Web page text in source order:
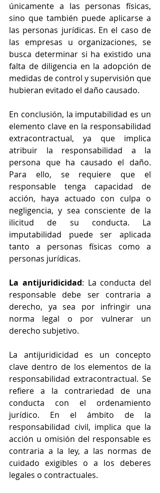
únicamente a las personas físicas,
sino que también puede aplicarse a
las personas jurídicas. En el caso de
las empresas u organizaciones, se
busca determinar si ha existido una
falta de diligencia en la adopción de
medidas de control y supervisión que
hubieran evitado el daño causado.
En conclusión, la imputabilidad es un
elemento clave en la responsabilidad
extracontractual, ya que implica
atribuir la responsabilidad a la
persona que ha causado el daño.
Para ello, se requiere que el
responsable tenga capacidad de
acción, haya actuado con culpa o
negligencia, y sea consciente de la
ilicitud de su conducta. La
imputabilidad puede ser aplicada
tanto a personas físicas como a
personas jurídicas.
La antijuridicidad: La conducta del
responsable debe ser contraria a
derecho, ya sea por infringir una
norma legal o por vulnerar un
derecho subjetivo.
La antijuridicidad es un concepto
clave dentro de los elementos de la
responsabilidad extracontractual. Se
refiere a la contrariedad de una
conducta con el ordenamiento
jurídico. En el ámbito de la
responsabilidad civil, implica que la
acción u omisión del responsable es
contraria a la ley, a las normas de
cuidado exigibles o a los deberes
legales o contractuales.